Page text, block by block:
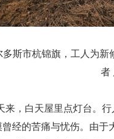
多斯市杭锦旗，工人为
者
来，白天屋里点灯台。
经的苦痛与忧伤。由